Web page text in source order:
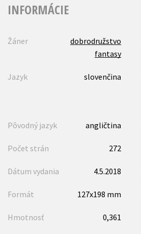
INFORMÁCIE
Žáner
dobrodružstvo
fantasy
Jazyk slovenčina
Pôvodný jazyk angličtina
Počet strán 272
Dátum vydania 4.5.2018
Formát 127x198 mm
Hmotnosť 0,361